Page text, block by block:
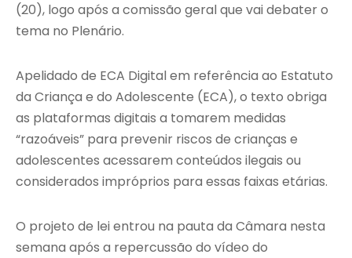
(20), logo após a comissão geral que vai debater o
tema no Plenário.
Apelidado de ECA Digital em referência ao Estatuto
da Criança e do Adolescente (ECA), o texto obriga
as plataformas digitais a tomarem medidas
“razoáveis” para prevenir riscos de crianças e
adolescentes acessarem conteúdos ilegais ou
considerados impróprios para essas faixas etárias.
O projeto de lei entrou na pauta da Câmara nesta
semana após a repercussão do vídeo do